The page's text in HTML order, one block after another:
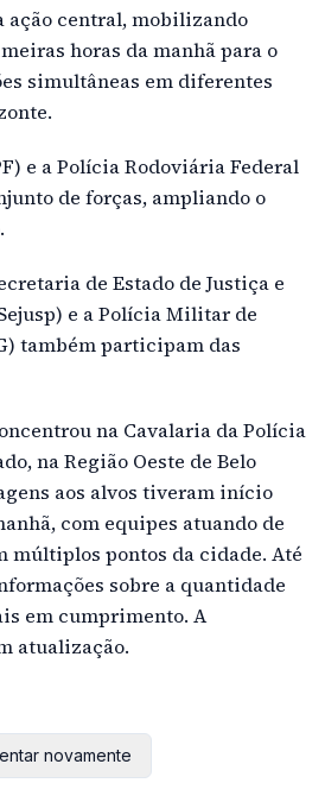
ação central, mobilizando
horas da manhã para o
simultâneas em diferentes
e a Polícia Rodoviária Federal
de forças, ampliando o
de Estado de Justiça e
e a Polícia Militar de
também participam das
na Cavalaria da Polícia
na Região Oeste de Belo
aos alvos tiveram início
com equipes atuando de
múltiplos pontos da cidade. Até
sobre a quantidade
em cumprimento. A
atualização.
novamente